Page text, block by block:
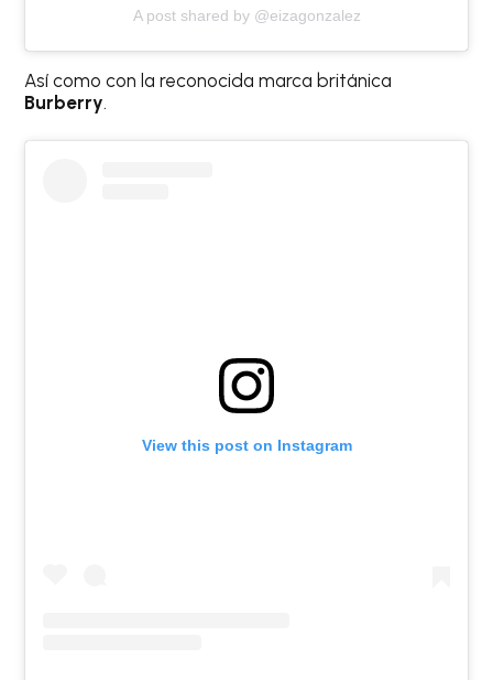
A post shared by @eizagonzalez
Así como con la reconocida marca británica
Burberry.
View this post on Instagram